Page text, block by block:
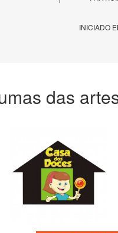
INICIADO
das